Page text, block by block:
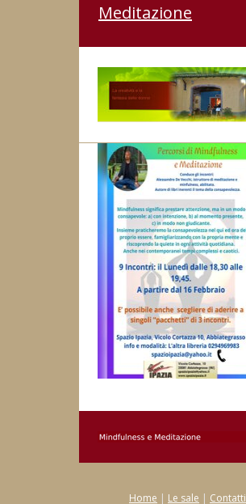
Meditazione
Home | Le sale | Contatti